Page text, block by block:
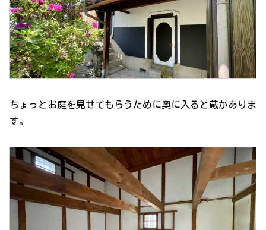
ちょっとお庭を見せてもらうために奥に入ると蔵がありま
す。